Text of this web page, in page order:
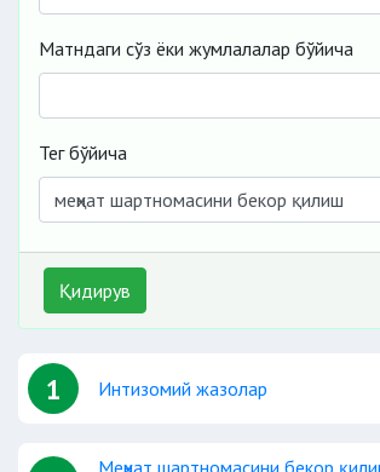
Матндаги сўз ёки жумлалалар бўйича
Тег бўйича
Қидирув
1 Интизомий жазолар
Меҳнат шартномасини бекор